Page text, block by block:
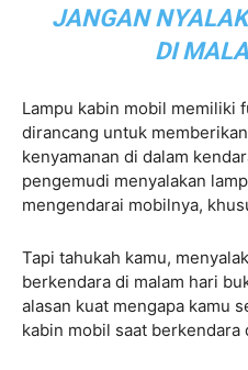
JANGAN
DI
Lampu kabin mobil memiliki
dirancang untuk
kenyamanan di dalam
pengemudi menyalakan
mengendarai mobilnya,
Tapi tahukah kamu,
berkendara di malam hari
alasan kuat mengapa kamu
kabin mobil saat berkendara